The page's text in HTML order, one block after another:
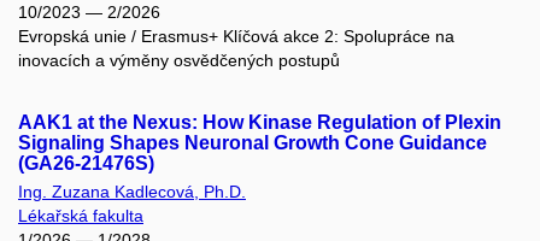
10/2023 — 2/2026
Evropská unie / Erasmus+ Klíčová akce 2: Spolupráce na
inovacích a výměny osvědčených postupů
AAK1 at the Nexus: How Kinase Regulation of Plexin
Signaling Shapes Neuronal Growth Cone Guidance
(GA26-21476S)
Ing. Zuzana Kadlecová, Ph.D.
Lékařská fakulta